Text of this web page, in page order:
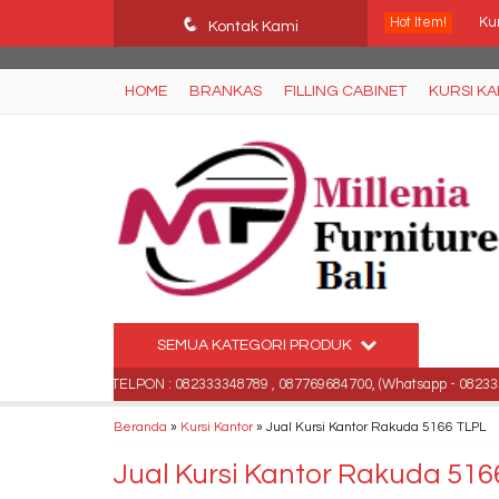
Ffn26mCseQzwzJTw3smpNE8Nti1cAw6hYZWaSDjvoqs
q Kontak Kami Hot Item!
HOME BRANKAS FILLING CABINET KURSI
SEMUA KATEGORI PRODUK
TELPON : 082333348789 , 087769684700, (Whatsapp -
Beranda » Kursi Kantor» Jual Kursi Kantor Rakuda 5166 TLPL
Jual Kursi Kantor Rakuda